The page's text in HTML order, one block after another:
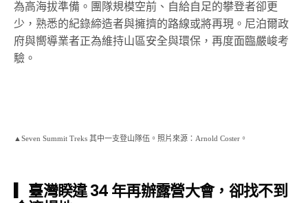
為高海拔準備。團隊規模空前、自給自足的攀登者卻更
少，熟悉的紀錄締造者與擁擠的路線或將再現。尼泊爾政
府與嚮導業者正為維持山區安全與環保，再度面臨嚴峻考
驗。
▲Seven Summit Treks 其中一支登山隊伍。照片來源：Arnold Coster。
▎臺灣睽違 34 年再辦露營大會，卻找不到